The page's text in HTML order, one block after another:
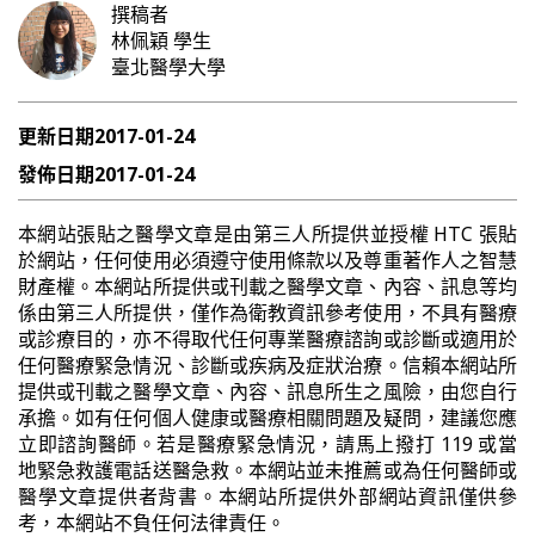
撰稿者
林佩穎學生
臺北醫學大學
更新日期2017-01-24
發佈日期2017-01-24
本網站張貼之醫學文章是由第三人所提供並授權 HTC 張貼
於網站，任何使用必須遵守使用條款以及尊重著作人之智慧
財產權。本網站所提供或刊載之醫學文章、內容、訊息等均
係由第三人所提供，僅作為衛教資訊參考使用，不具有醫療
或診療目的，亦不得取代任何專業醫療諮詢或診斷或適用於
任何醫療緊急情況、診斷或疾病及症狀治療。信賴本網站所
提供或刊載之醫學文章、內容、訊息所生之風險，由您自行
承擔。如有任何個人健康或醫療相關問題及疑問，建議您應
立即諮詢醫師。若是醫療緊急情況，請馬上撥打 119 或當
地緊急救護電話送醫急救。本網站並未推薦或為任何醫師或
醫學文章提供者背書。本網站所提供外部網站資訊僅供參
考，本網站不負任何法律責任。